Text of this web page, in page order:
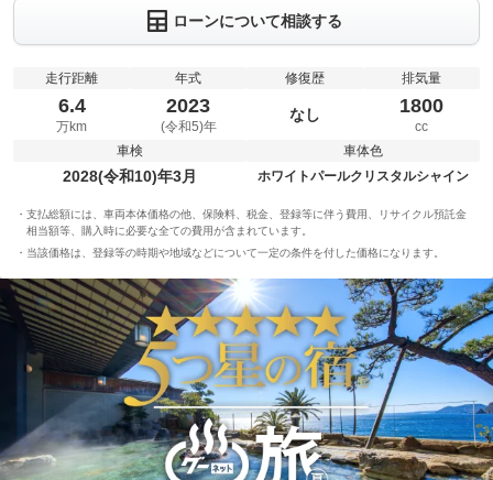
ローンについて相談する
走行距離
6.4
万km
年式
2023
(令和5)年
修復歴
なし
排気量
1800
cc
車検
2028(令和10)年3月
車体色
ホワイトパールクリスタルシャイン
支払総額には、車両本体価格の他、保険料、税金、登録等に伴う費用、リサイクル預託金
相当額等、購入時に必要な全ての費用が含まれています。
当該価格は、登録等の時期や地域などについて一定の条件を付した価格になります。